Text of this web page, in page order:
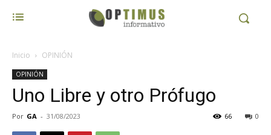
Inicio OPINIÓN
OPINIÓN
Uno Libre y otro Prófugo
Por GA - 31/08/2023 0
66